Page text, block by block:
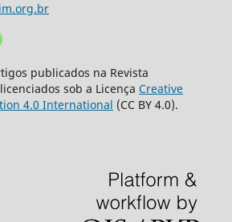
publicados na Revista
sob a Licença Creative
4.0 International (CC BY 4.0).